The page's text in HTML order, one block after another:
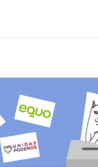
del 2020 fue un
semana. Una
Tortuosa
mis tres gatas,